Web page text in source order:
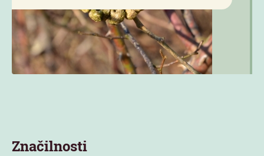
Značilnosti